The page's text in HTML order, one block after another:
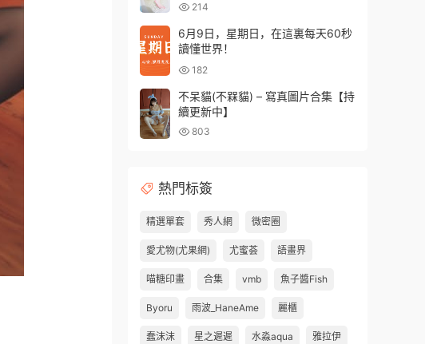
214
6月9日，星期日，在這裏每天60秒
讀懂世界！
182
不呆貓(不槑貓) – 寫真圖片合集【持
續更新中】
803
熱門标簽
精選單套 秀人網 微密圈
愛尤物(尤果網) 尤蜜荟 語畫界
喵糖印畫 合集 vmb 魚子醬Fish
Byoru 雨波_HaneAme 麗櫃
蠢沫沫 星之遲遲 水淼aqua 雅拉伊